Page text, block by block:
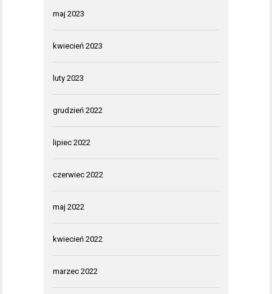
maj 2023
kwiecień 2023
luty 2023
grudzień 2022
lipiec 2022
czerwiec 2022
maj 2022
kwiecień 2022
marzec 2022